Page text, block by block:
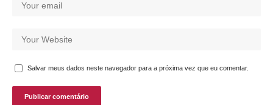
Salvar meus dados neste navegador para a próxima vez que eu comentar.